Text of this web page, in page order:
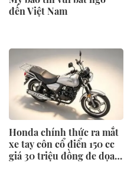
đến Việt Nam
Honda chính thức ra mắt
xe tay côn cổ điển 150 cc
giá 30 triệu đồng đe dọa